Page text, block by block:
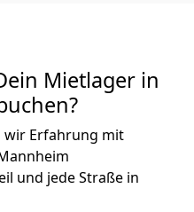
Mietlager in
wir Erfahrung mit
und jede Straße in